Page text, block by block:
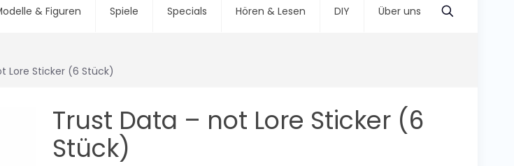
& Figuren Spiele Specials Hören & Lesen DIY Über uns
Lore Sticker (6 Stück)
Trust Data – not Lore Sticker (6
Stück)